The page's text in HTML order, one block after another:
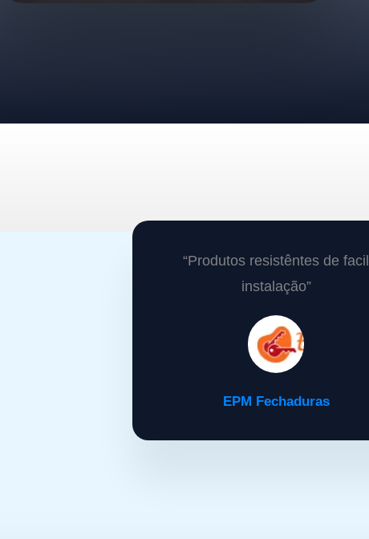
“Produtos resistêntes de facil
instalação”​
EPM Fechaduras